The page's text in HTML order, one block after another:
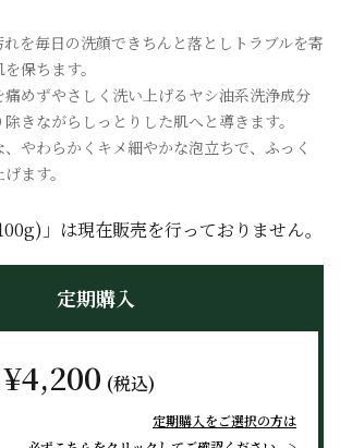
を毎日の洗顔できちんと落としトラブルを寄
保ちます。
めずやさしく洗い上げるヤシ油系洗浄成分
きながらしっとりした肌へと導きます。
やわらかくキメ細やかな泡立ちで、ふっく
ます。
」は現在販売を行っておりません。
定期購入
¥4,200 (税込)
定期購入をご選択の方は